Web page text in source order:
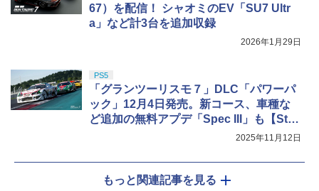
67）を配信！ シャオミのEV「SU7 Ultr
a」など計3台を追加収録
2026年1月29日
PS5
「グランツーリスモ７」DLC「パワーパ
ック」12月4日発売。新コース、車種な
ど追加の無料アプデ「Spec III」も【Stat
2025年11月12日
もっと関連記事を見る